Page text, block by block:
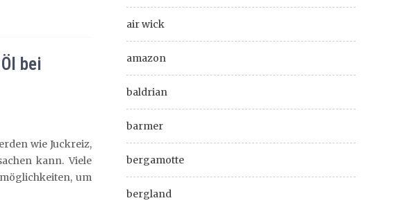
bei
wie Juckreiz,
kann. Viele
um
air wick
amazon
baldrian
barmer
bergamotte
bergland